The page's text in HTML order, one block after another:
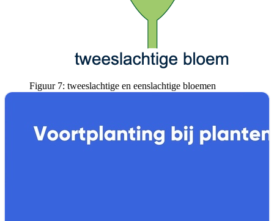
Figuur 7: tweeslachtige en eenslachtige bloemen